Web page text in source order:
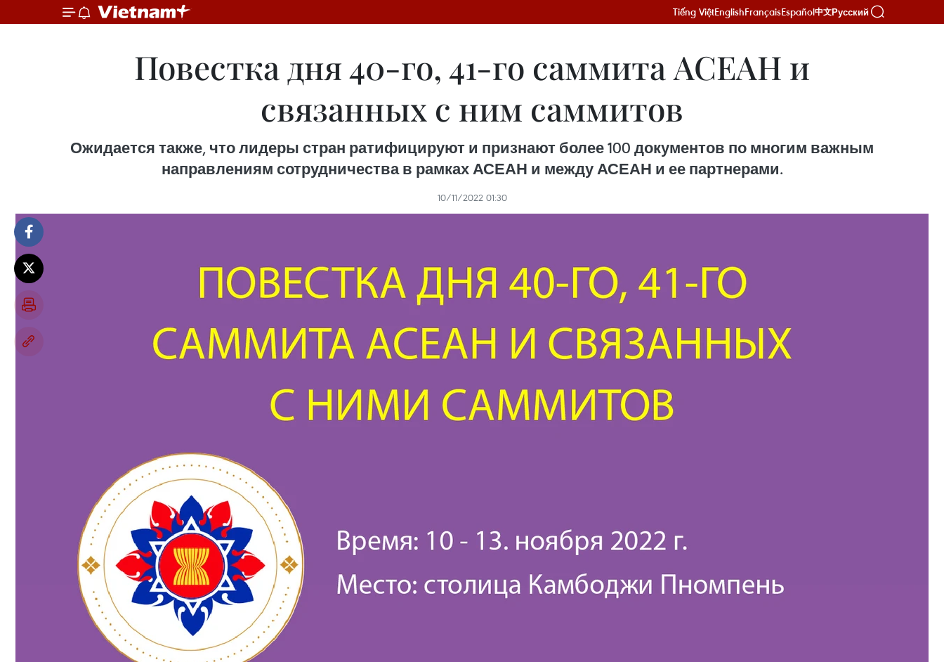
Tiếng ViệtEnglishFrançaisEspañol中文Русский
Повестка дня 40-го, 41-го саммита АСЕАН и
связанных с ним саммитов
Ожидается также, что лидеры стран ратифицируют и признают более 100 документов по многим важным
направлениям сотрудничества в рамках АСЕАН и между АСЕАН и ее партнерами.
10/11/2022 01:30